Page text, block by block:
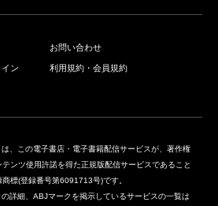
お問い合わせ
ン 利用規約・会員規約
、この電子書店・電子書籍配信サービスが、著作権
テンツ使用許諾を得た正規版配信サービスであること
商標(登録番号第6091713号)です。
詳細、ABJマークを掲示しているサービスの一覧は